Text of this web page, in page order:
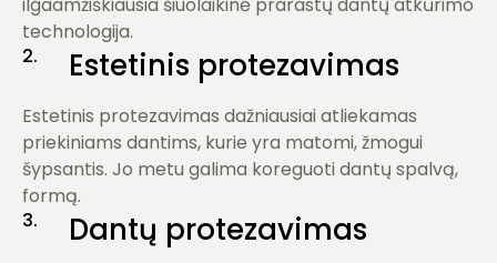
technologija.
2.
Estetinis protezavimas
Estetinis protezavimas dažniausiai atliekamas
priekiniams dantims, kurie yra matomi, žmogui
šypsantis. Jo metu galima koreguoti dantų spalvą,
formą.
3.
Dantų protezavimas